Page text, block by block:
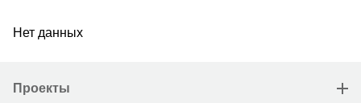
Нет данных
Проекты